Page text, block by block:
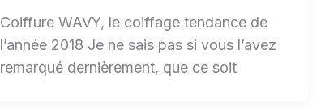
Coiffure WAVY, le coiffage tendance de
l’année 2018 Je ne sais pas si vous l’avez
remarqué dernièrement, que ce soit